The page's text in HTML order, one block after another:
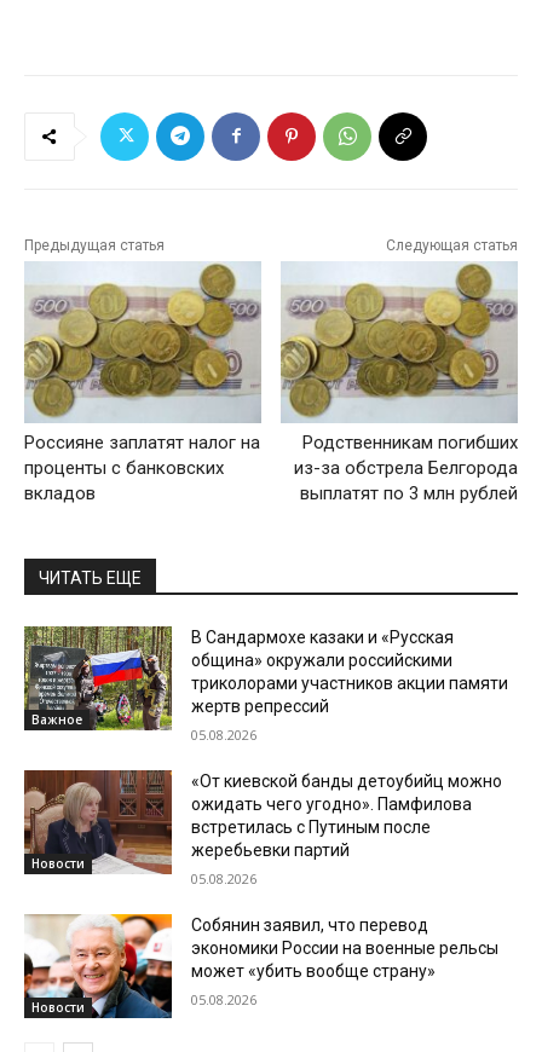
Предыдущая статья
Россияне заплатят налог на
проценты с банковских
вкладов
Следующая статья
Родственникам погибших
из-за обстрела Белгорода
выплатят по 3 млн рублей
ЧИТАТЬ ЕЩЕ
Важное
В Сандармохе казаки и «Русская
община» окружали российскими
триколорами участников акции памяти
жертв репрессий
05.08.2026
Новости
«От киевской банды детоубийц можно
ожидать чего угодно». Памфилова
встретилась с Путиным после
жеребьевки партий
05.08.2026
Новости
Собянин заявил, что перевод
экономики России на военные рельсы
может «убить вообще страну»
05.08.2026